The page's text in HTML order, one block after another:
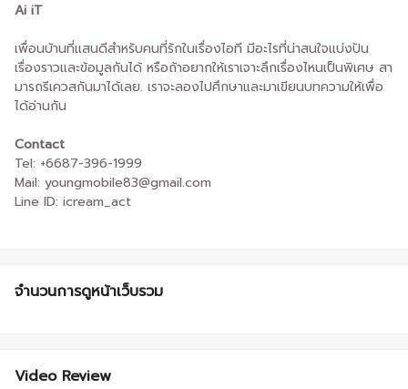
Ai iT
เพื่อนบ้านที่แสนดีสำหรับคนที่รักในเรื่องไอที มีอะไรที่น่าสนใจแบ่งปัน
เรื่องราวและข้อมูลกันได้ หรือถ้าอยากให้เราเจาะลึกเรื่องไหนเป็นพิเศษ สา
มารถรีเควสกันมาได้เลย. เราจะลองไปศึกษาและมาเขียนบทความให้เพื่อ
ได้อ่านกัน
Contact
Tel: +6687-396-1999
Mail: youngmobile83@gmail.com
Line ID: icream_act
จำนวนการดูหน้าเว็บรวม
Video Review